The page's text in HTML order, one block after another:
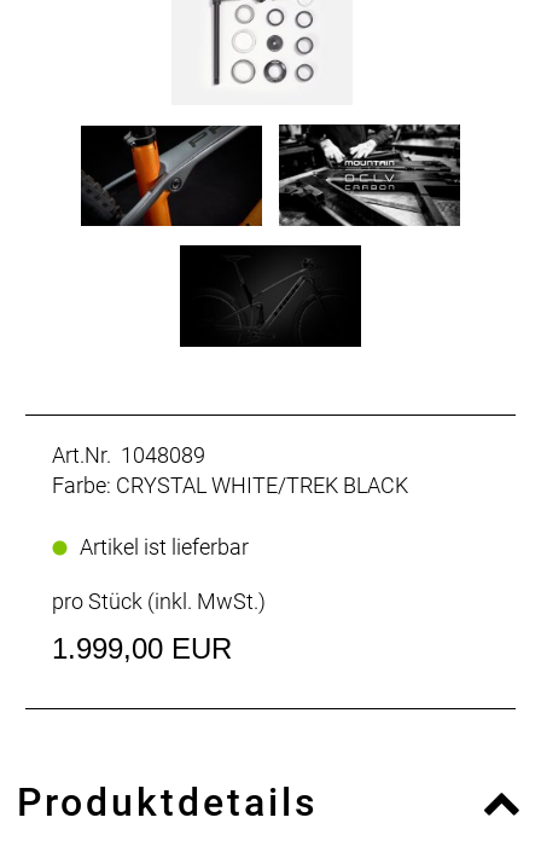
Art.Nr. 1048089
Farbe: CRYSTAL WHITE/TREK BLACK
Artikel ist lieferbar
pro Stück (inkl. MwSt.)
1.999,00 EUR
Produktdetails